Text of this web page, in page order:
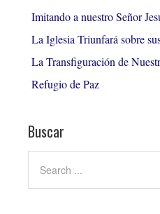
Imitando a nuestro Señor
La Iglesia Triunfará sobre
La Transfiguración de
Refugio de Paz
Buscar